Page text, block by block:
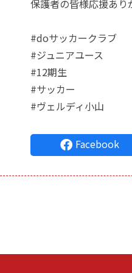
保護者の皆様応援あり
#doサッカークラブ
#ジュニアユース
#12期生
#サッカー
#ヴェルディ小山
Facebook